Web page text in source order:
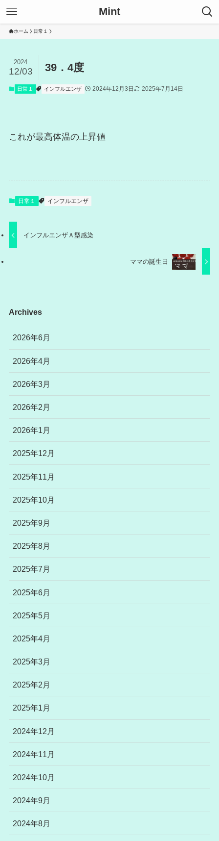
Mint
ホーム 日常１
39．4度
2024
12/03
日常１ インフルエンザ 2024年12月3日 2025年7月14日
これが最高体温の上昇値
日常１ インフルエンザ
インフルエンザＡ型感染
ママの誕生日
Archives
2026年6月
2026年4月
2026年3月
2026年2月
2026年1月
2025年12月
2025年11月
2025年10月
2025年9月
2025年8月
2025年7月
2025年6月
2025年5月
2025年4月
2025年3月
2025年2月
2025年1月
2024年12月
2024年11月
2024年10月
2024年9月
2024年8月